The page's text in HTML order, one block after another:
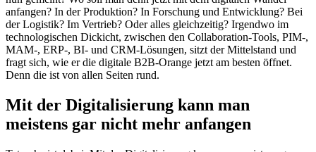
anfangen? In der Produktion? In Forschung und Entwicklung? Bei
der Logistik? Im Vertrieb? Oder alles gleichzeitig? Irgendwo im
technologischen Dickicht, zwischen den Collaboration-Tools, PIM-,
MAM-, ERP-, BI- und CRM-Lösungen, sitzt der Mittelstand und
fragt sich, wie er die digitale B2B-Orange jetzt am besten öffnet.
Denn die ist von allen Seiten rund.
Mit der Digitalisierung kann man
meistens gar nicht mehr anfangen